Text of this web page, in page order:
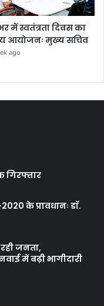
में स्वतंत्रता दिवस का
आयोजनः मुख्य सचिव
ago
गिरफ्तार
के प्रावधानः डाॅ.
जनता,
में बढ़ी भागीदारी